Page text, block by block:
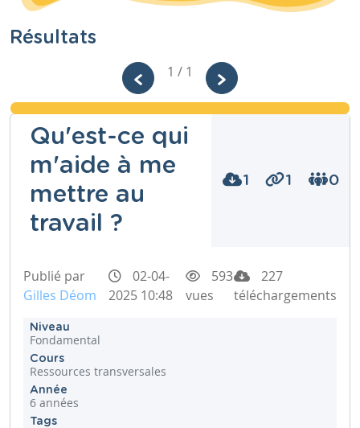
Résultats
1 / 1
Qu'est-ce qui
m'aide à me
mettre au
travail ?
1 1 0
Publié par
Gilles Déom
02-04-
2025 10:48
593
vues
227
téléchargements
Niveau
Fondamental
Cours
Ressources transversales
Année
6 années
Tags